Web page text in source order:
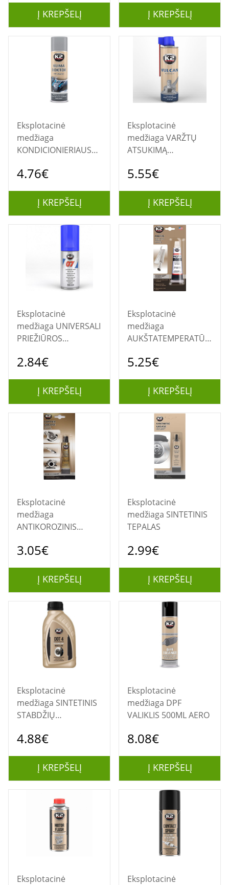
Į KREPŠELĮ Į KREPŠELĮ
Eksplotacinė
medžiaga
KONDICIONIERIAUS
DOKTOR"
4.76€
Į KREPŠELĮ
Eksplotacinė
medžiaga VARŽTŲ
ATSUKIMĄ
PRIEMONĖ VULCAN
5.55€
Į KREPŠELĮ
Eksplotacinė
medžiaga UNIVERSALI
PRIEŽIŪROS
2.84€
Į KREPŠELĮ
Eksplotacinė
medžiaga
AUKŠTATEMPERATŪRINIS
CEMENTAS "MEFIX"
5.25€
Į KREPŠELĮ
Eksplotacinė
medžiaga
ANTIKOROZINIS
COPPER GREASE
3.05€
Į KREPŠELĮ
Eksplotacinė
medžiaga SINTETINIS
TEPALAS
2.99€
Į KREPŠELĮ
Eksplotacinė
medžiaga SINTETINIS
STABDŽIŲ
4.88€
Į KREPŠELĮ
Eksplotacinė
medžiaga DPF
VALIKLIS 500ML AERO
8.08€
Į KREPŠELĮ
Eksplotacinė
Eksplotacinė